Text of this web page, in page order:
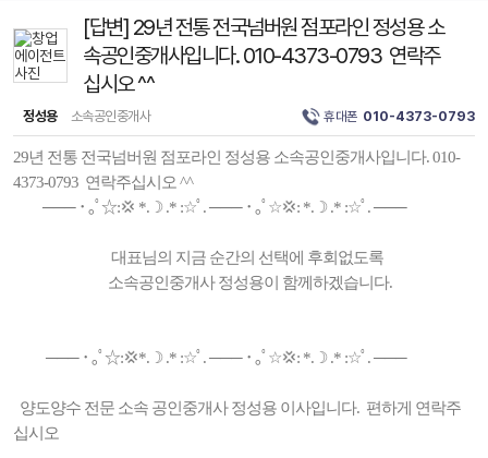
[답변] 29년 전통 전국넘버원 점포라인 정성용 소
속공인중개사입니다. 010-4373-0793 연락주
십시오 ^^
정성용 소속공인중개사 휴대폰 010-4373-0793
29년 전통 전국넘버원 점포라인 정성용 소속공인중개사입니다. 010-
4373-0793 연락주십시오 ^^
─── ･ ｡ﾟ☆:💢 *.☽ .* :☆ﾟ. ─── ･ ｡ﾟ☆💢: *.☽ .* :☆ﾟ. ───
대표님의 지금 순간의 선택에 후회없도록
소속공인중개사 정성용이 함께하겠습니다.
─── ･ ｡ﾟ☆:💢*.☽ .* :☆ﾟ. ─── ･ ｡ﾟ☆💢: *.☽ .* :☆ﾟ. ───
양도양수 전문 소속 공인중개사 정성용 이사입니다. 편하게 연락주
십시오